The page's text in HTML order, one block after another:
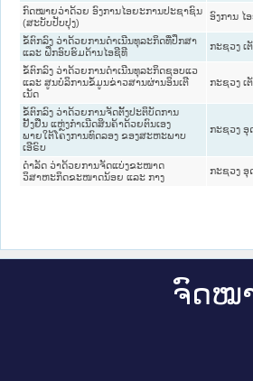
ກົດໝາຍວ່າດ້ວຍ ອົງການໄອຍະການປະຊາຊົນ
(ສະບັບປັບປຸງ)
ອົງການ ໄ
ຂໍ້ຕົກລົງ ວ່າດ້ວຍການດຳເນີນທຸລະກິດທີ່ປຶກສາ
ແລະ ຝຶກອົບຮົມດ້ານໄອຊີທີ
ກະຊວງ ເ
ຂໍ້ຕົກລົງ ວ່າດ້ວຍການດຳເນີນທຸລະກິດຊອບແວ
ແລະ ສູນບໍລິການຂໍ້ມູນຂ່າວສານຜ່ານອິນເຕີ
ເນັດ
ກະຊວງ ເ
ຂໍ້ຕົກລົງ ວ່າດ້ວຍການຈັດຕັ້ງປະຕິບັດການ
ຢັ້ງຢືນ ແຫຼ່ງກຳເນີດສິນຄ້າດ້ວຍຕົນເອງ
ພາຍໃຕ້ໂຄງການທົດລອງ ຂອງສະຫະພາບ
ເອີຣົບ
ກະຊວງ ອຸ
ດຳລັດ ວ່າດ້ວຍການຈັດແບ່ງຂະໜາດ
ວິສາຫະກິດຂະໜາດນ້ອຍ ແລະ ກາງ
ກະຊວງ ອຸ
ຈົດ​ໝ